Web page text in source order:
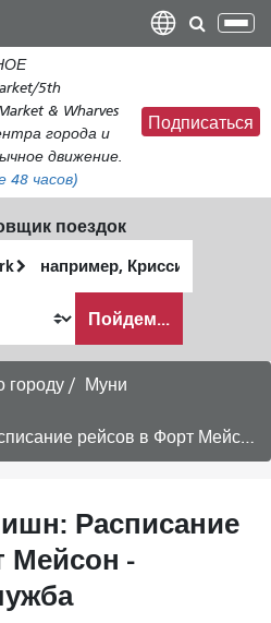
содержанию
5th
& Wharves
города и
движение.
48 часов)
Подписаться
поездок
окончания
хочу
путешествовать
Пойдем...
городу
Муни
в Форт Мейсон - Воскресная служба
Расписание
Мейсон -